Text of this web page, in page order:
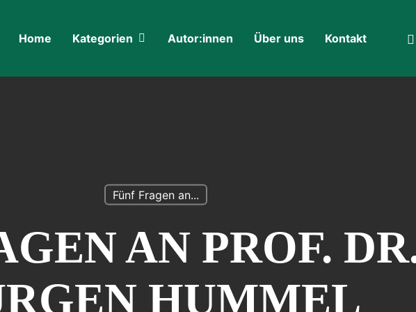
Home Kategorien Autor:innen Über uns Kontakt
Fünf Fragen an...
AN PROF.
HUMMEL